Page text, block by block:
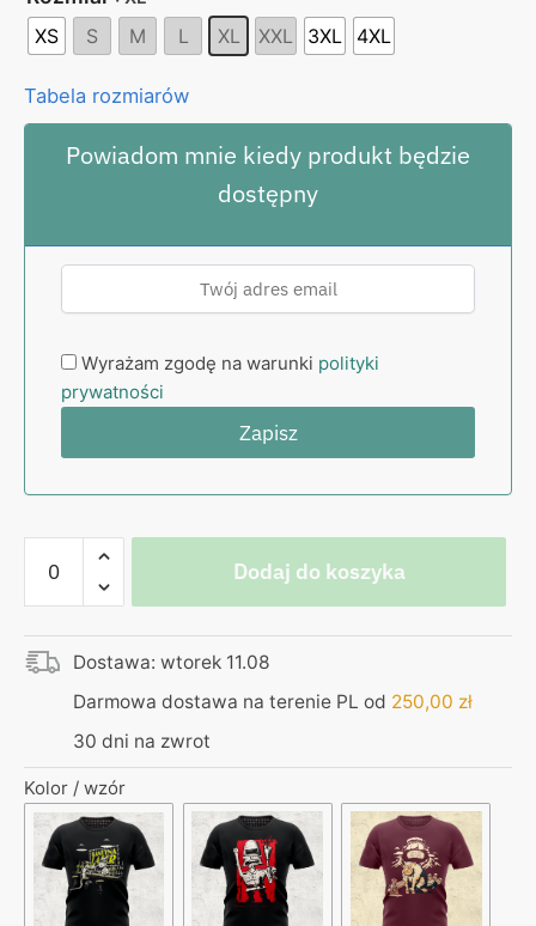
XS S M L XL XXL 3XL 4XL
Tabela rozmiarów
Powiadom mnie kiedy produkt będzie
dostępny
Wyrażam zgodę na warunki polityki
prywatności
Koszulka
z
kieszonką
–
Solnik
Dodaj do koszyka
Dostawa: wtorek 11.08
Darmowa dostawa na terenie PL od 250,00 zł
30 dni na zwrot
Kolor / wzór